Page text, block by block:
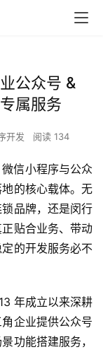
公众号 &
属服务
开发 阅读 134
信小程序与公众
的核心载体。无
品牌，还是闵行
贴合业务、带动
的开发服务必不
年成立以来深耕
企业提供公众号
功能搭建服务，